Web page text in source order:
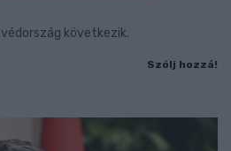
következik.
Szólj hozzá!